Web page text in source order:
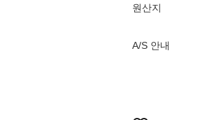
원산지
A/S 안내